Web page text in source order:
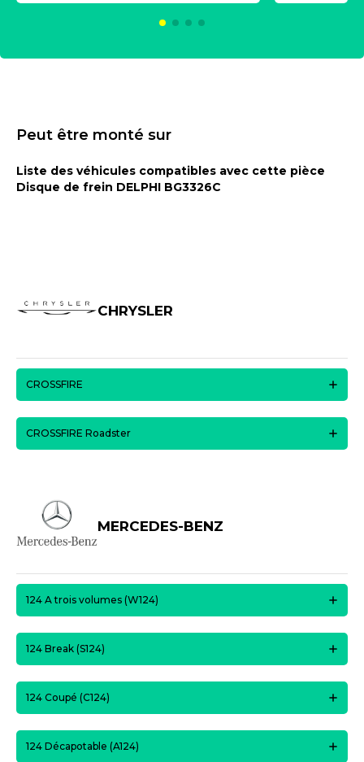
Peut être monté sur
Liste des véhicules compatibles avec cette pièce
Disque de frein DELPHI BG3326C
CHRYSLER
CROSSFIRE
CROSSFIRE Roadster
MERCEDES-BENZ
124 A trois volumes (W124)
124 Break (S124)
124 Coupé (C124)
124 Décapotable (A124)